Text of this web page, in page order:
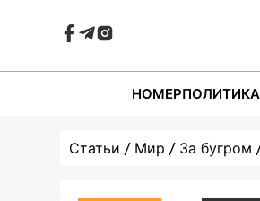
НОМЕРПОЛИТИКА
Статьи Мир За бугром